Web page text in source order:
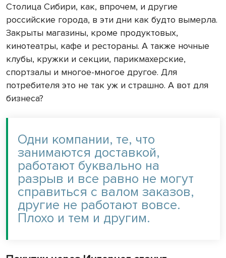
Столица Сибири, как, впрочем, и другие
российские города, в эти дни как будто вымерла.
Закрыты магазины, кроме продуктовых,
кинотеатры, кафе и рестораны. А также ночные
клубы, кружки и секции, парикмахерские,
спортзалы и многое-многое другое. Для
потребителя это не так уж и страшно. А вот для
бизнеса?
Одни компании, те, что
занимаются доставкой,
работают буквально на
разрыв и все равно не могут
справиться с валом заказов,
другие не работают вовсе.
Плохо и тем и другим.